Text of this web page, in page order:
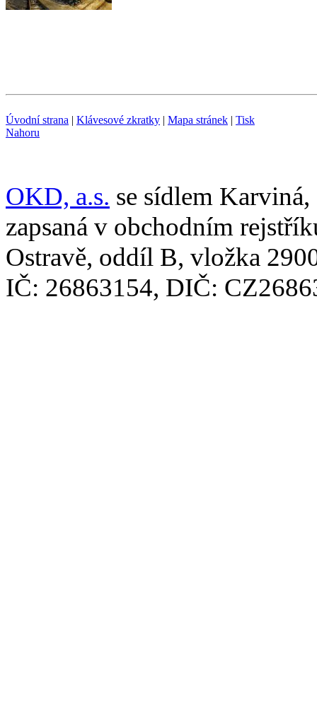
Úvodní strana | Klávesové zkratky | Mapa stránek | Tisk
Nahoru
OKD, a.s. se sídlem
zapsaná v obchodním
Ostravě, oddíl B, vložka
IČ: 26863154, DIČ: